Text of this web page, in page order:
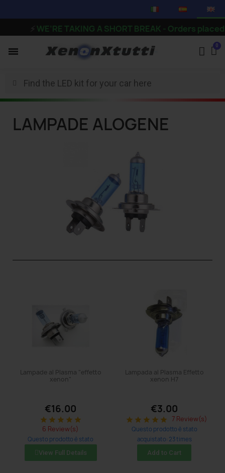
WE’RE TAKING A SHORT BREAK - Orders
LAMPADE ALOGENE
Lampade al Plasma "effetto
xenon"
€16.00
star star star star star
6 Review(s)
Questo prodotto è stato
acquistato: 32 times
View Full Details
Lampada al Plasma Effetto
xenon H7
€3.00
star star star star star 7 Review(s)
Questo prodotto è stato
acquistato: 23 times
Add to Cart